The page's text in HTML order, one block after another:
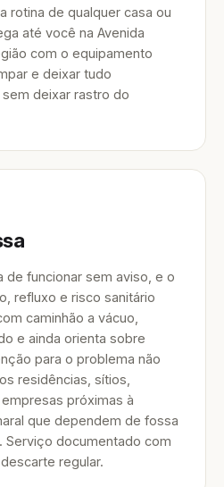
rotina de qualquer casa ou
até você na Avenida
com o equipamento
e deixar tudo
deixar rastro do
de funcionar sem aviso, e o
refluxo e risco sanitário
caminhão a vácuo,
e ainda orienta sobre
para o problema não
residências, sítios,
próximas à
que dependem de fossa
Serviço documentado com
regular.